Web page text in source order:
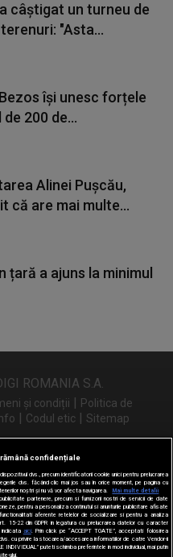
câștigat un turneu de
"Asta...
își unesc forțele
200 de...
Alinei Pușcău,
că are mai multe...
țară a ajuns la minimul
ROMANIA S.A.
și condiții | Politica de
| Codul etic | Sitemap
și pe
confidențiale
dvs., precum identificatorii cookie unici pentru prelucrarea
dvs. făcând clic mai jos sau în orice moment, pe pagina cu
noștri și nu vă vor afecta navigarea.
Mai multe detalii
partenere, precum si furnizorii nostri de servicii de date
pentru a personaliza continutul si anunturile publicitare afisate
aferente retelelor de socializare si pentru a analiza
22 din GDPR in legatura cu prelucrarea datelor cu caracter
aici. Prin click pe “ACCEPT TOATE”, acceptati folosirea
cu privire la stocarea/accesarea informatiilor de catre Vendor-ii
puteti schimba preferintele in mod individual, mai putin
ului.